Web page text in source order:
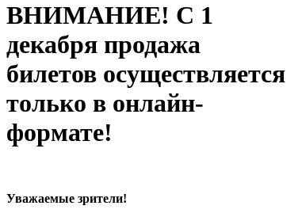
ВНИМАНИЕ! С 1
декабря продажа
билетов осуществляется
только в онлайн-
формате!
Уважаемые зрители!